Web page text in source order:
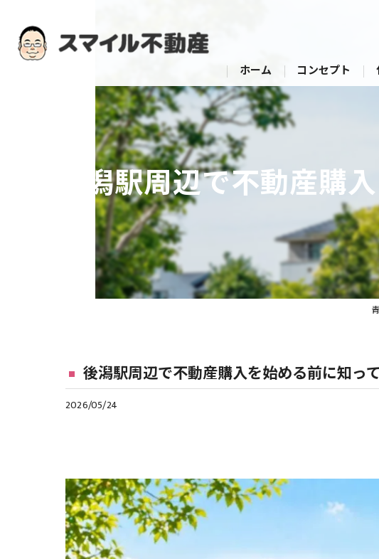
ホーム コンセプト
後潟駅周辺で不動産購
後潟駅周辺で不動産購入を始める前に知っ
2026/05/24